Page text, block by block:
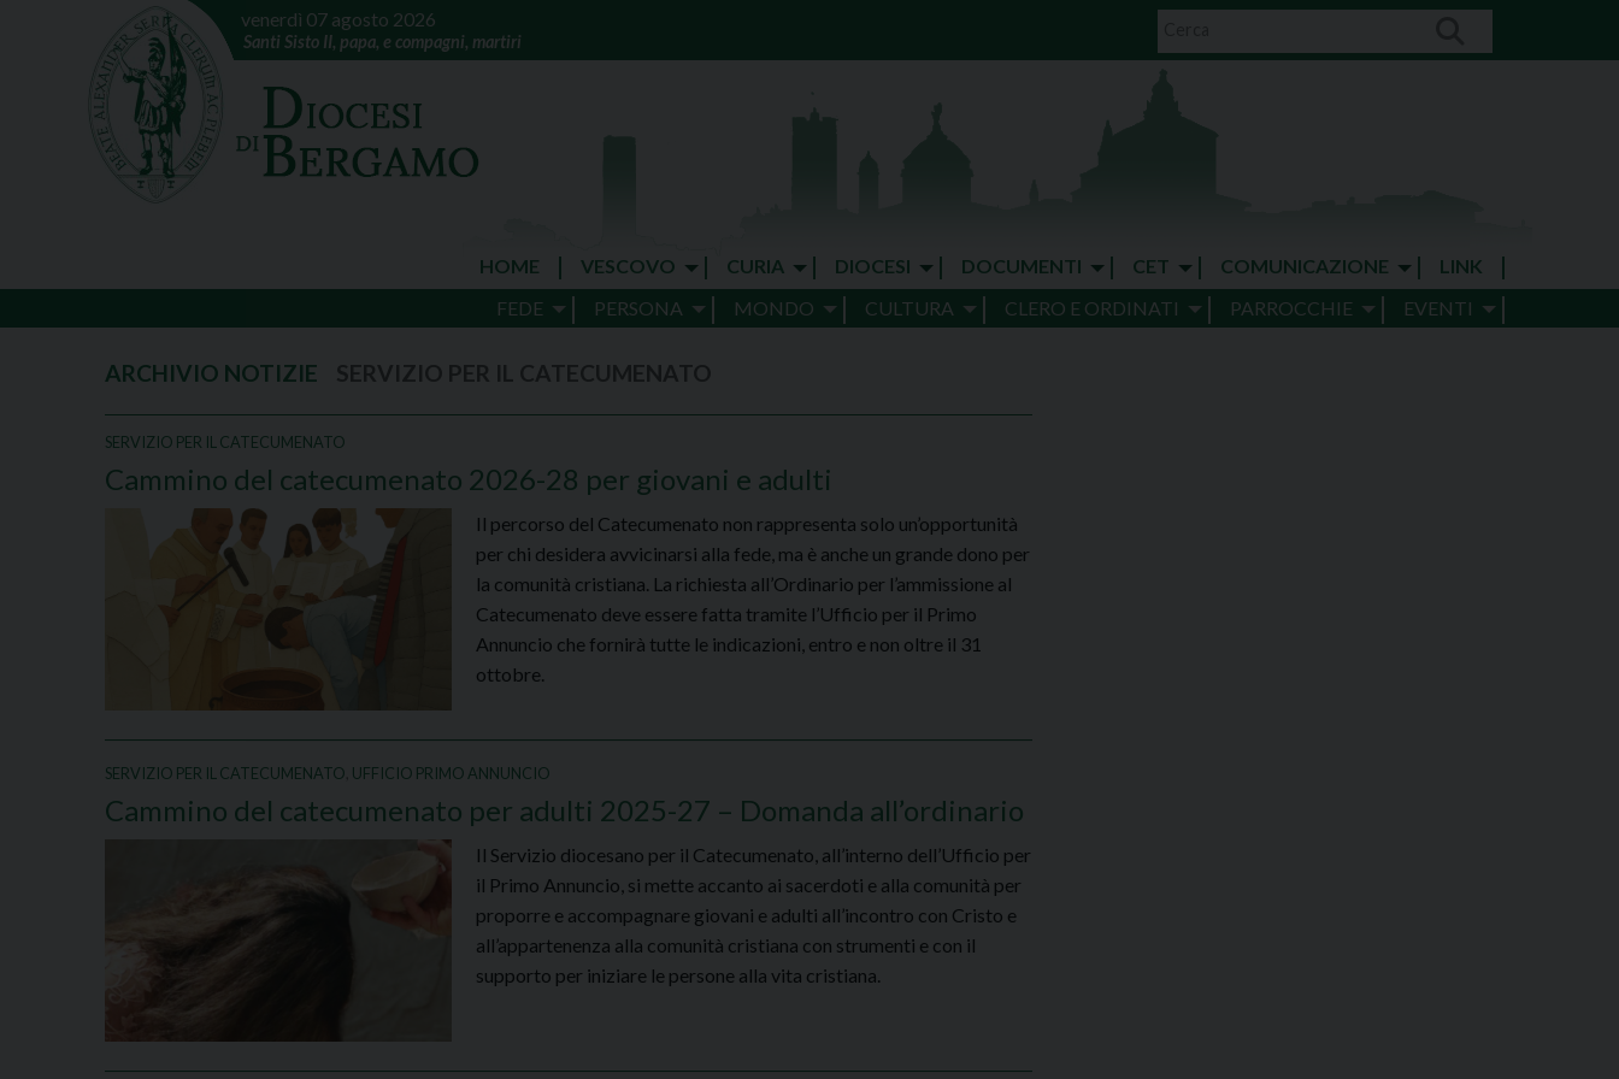
venerdì 07 agosto 2026
Santi Sisto II, papa, e compagni, martiri
HOME VESCOVO CURIA DIOCESI DOCUMENTI CET COMUNICAZIONE
LINK
FEDE
PERSONA MONDO CULTURA CLERO E ORDINATI PARROCCHIE EVENTI
SERVIZIO PER IL CATECUMENATO
Cammino del catecumenato 2026-28 per giovani e adulti
Il percorso del Catecumenato non rappresenta solo un’opportunità
per chi desidera avvicinarsi alla fede, ma è anche un grande dono per
la comunità cristiana. La richiesta all’Ordinario per l’ammissione al
Catecumenato deve essere fatta tramite l’Ufficio per il Primo
Annuncio che fornirà tutte le indicazioni, entro e non oltre il 31
ottobre.
SERVIZIO PER IL CATECUMENATO UFFICIO PRIMO ANNUNCIO
Cammino del catecumenato per adulti 2025-27 – Domanda all’ordinario
Il Servizio diocesano per il Catecumenato, all’interno dell’Ufficio per
il Primo Annuncio, si mette accanto ai sacerdoti e alla comunità per
proporre e accompagnare giovani e adulti all’incontro con Cristo e
all’appartenenza alla comunità cristiana con strumenti e con il
supporto per iniziare le persone alla vita cristiana.